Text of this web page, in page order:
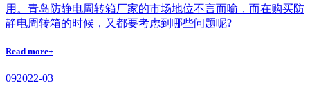
用。青岛防静电周转箱厂家的市场地位不言而喻，而在购买防
静电周转箱的时候，又都要考虑到哪些问题呢?
Read more+
092022-03